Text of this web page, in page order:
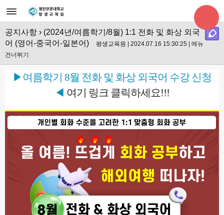
공지사항 › (2024년/여름학기/8월) 1:1 전화 및 화상 외국
어 (영어-중국어-일본어)
평생교육원 | 2024.07.16 15:30:25 | 메뉴
건너뛰기
▶여름학기 8월 전화 및 화상 외국어 수강 신청
◀ 여기 링크 클릭하세요!!!